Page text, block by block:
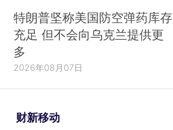
特朗普坚称美国防空弹药库存
充足 但不会向乌克兰提供更
多
2026年08月07日
财新移动